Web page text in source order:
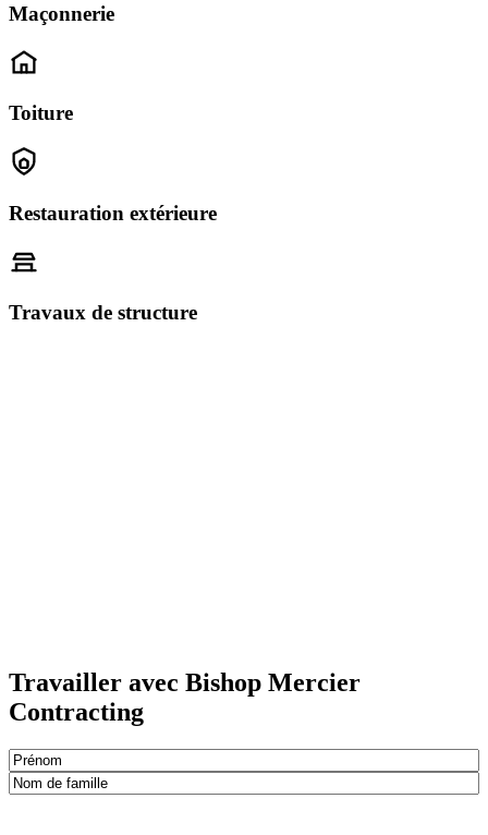
Maçonnerie
Toiture
Restauration extérieure
Travaux de structure
Travailler avec Bishop Mercier
Contracting
Nom(Nécessaire)
Prénom